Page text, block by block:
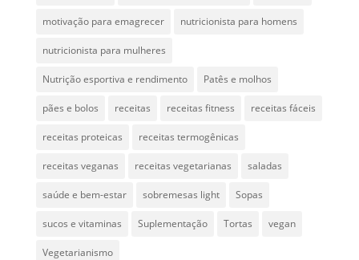
motivação para emagrecer nutricionista para homens
nutricionista para mulheres
Nutrição esportiva e rendimento Patês e molhos
pães e bolos receitas receitas fitness receitas fáceis
receitas proteicas receitas termogênicas
receitas veganas receitas vegetarianas saladas
saúde e bem-estar sobremesas light Sopas
sucos e vitaminas Suplementação Tortas vegan
Vegetarianismo